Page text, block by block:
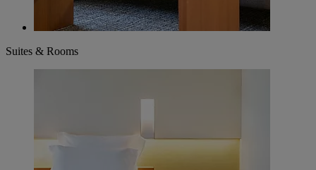
Suites & Rooms